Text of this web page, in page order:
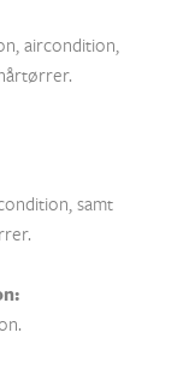
aircondition,
samt